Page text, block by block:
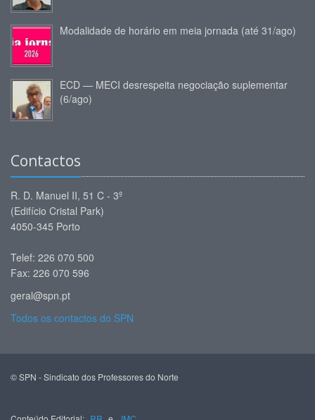
Modalidade de horário em meia jornada (até 31/ago)
ECD — MECI desrespeita negociação suplementar
(6/ago)
Contactos
R. D. Manuel II, 51 C - 3º
(Edifício Cristal Park)
4050-345 Porto
Telef: 226 070 500
Fax: 226 070 596
geral@spn.pt
Todos os contactos do SPN
© SPN - Sindicato dos Professores do Norte